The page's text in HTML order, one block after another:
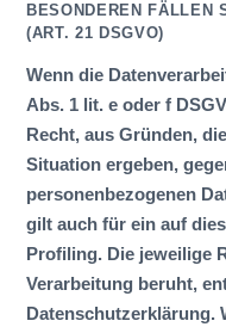
BESONDEREN FÄLLEN
(ART. 21 DSGVO)
Wenn die
Abs. 1 lit. e oder f
Recht, aus Gründen,
Situation ergeben,
personenbezogenen
gilt auch für ein auf
Profiling. Die jeweilige
Verarbeitung beruht,
Datenschutzerklärung.